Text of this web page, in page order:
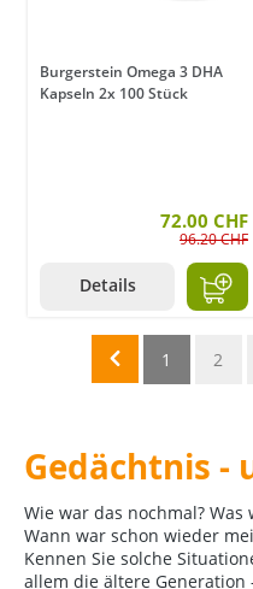
Burgerstein Omega 3 DHA
Kapseln 2x 100 Stück
72.00 CHF
96.20 CHF
Details
1 2
Gedächtnis -
Wie war das nochmal?
Wann war schon wieder
Kennen Sie solche
allem die ältere